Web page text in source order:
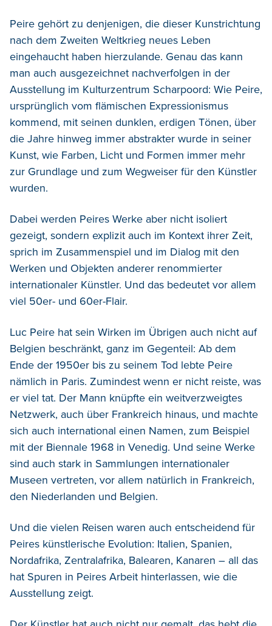
Peire gehört zu denjenigen, die dieser Kunstrichtung
nach dem Zweiten Weltkrieg neues Leben
eingehaucht haben hierzulande. Genau das kann
man auch ausgezeichnet nachverfolgen in der
Ausstellung im Kulturzentrum Scharpoord: Wie Peire,
ursprünglich vom flämischen Expressionismus
kommend, mit seinen dunklen, erdigen Tönen, über
die Jahre hinweg immer abstrakter wurde in seiner
Kunst, wie Farben, Licht und Formen immer mehr
zur Grundlage und zum Wegweiser für den Künstler
wurden.
Dabei werden Peires Werke aber nicht isoliert
gezeigt, sondern explizit auch im Kontext ihrer Zeit,
sprich im Zusammenspiel und im Dialog mit den
Werken und Objekten anderer renommierter
internationaler Künstler. Und das bedeutet vor allem
viel 50er- und 60er-Flair.
Luc Peire hat sein Wirken im Übrigen auch nicht auf
Belgien beschränkt, ganz im Gegenteil: Ab dem
Ende der 1950er bis zu seinem Tod lebte Peire
nämlich in Paris. Zumindest wenn er nicht reiste, was
er viel tat. Der Mann knüpfte ein weitverzweigtes
Netzwerk, auch über Frankreich hinaus, und machte
sich auch international einen Namen, zum Beispiel
mit der Biennale 1968 in Venedig. Und seine Werke
sind auch stark in Sammlungen internationaler
Museen vertreten, vor allem natürlich in Frankreich,
den Niederlanden und Belgien.
Und die vielen Reisen waren auch entscheidend für
Peires künstlerische Evolution: Italien, Spanien,
Nordafrika, Zentralafrika, Balearen, Kanaren – all das
hat Spuren in Peires Arbeit hinterlassen, wie die
Ausstellung zeigt.